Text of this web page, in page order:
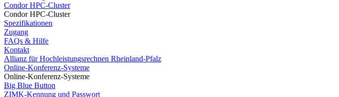
Condor HPC-Cluster
Condor HPC-Cluster
Spezifikationen
Zugang
FAQs & Hilfe
Kontakt
Allianz für Hochleistungsrechnen Rheinland-Pfalz
Online-Konferenz-Systeme
Online-Konferenz-Systeme
Big Blue Button
ZIMK-Kennung und Passwort